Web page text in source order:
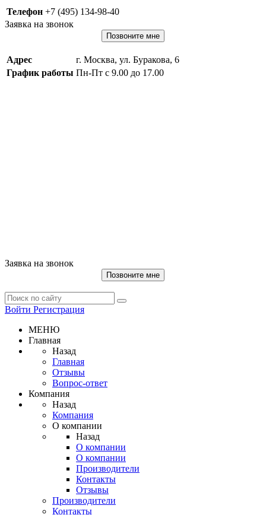
Телефон +7 (495) 134-98-40
Заявка на звонок
Позвоните мне
Адрес
г. Москва, ул. Буракова, 6
График работы Пн-Пт с 9.00 до 17.00
Заявка на звонок
Позвоните мне
Войти Регистрация
МЕНЮ
Главная
Назад
Главная
Отзывы
Вопрос-ответ
Компания
Назад
Компания
О компании
Назад
О компании
О компании
Производители
Контакты
Отзывы
Производители
Контакты